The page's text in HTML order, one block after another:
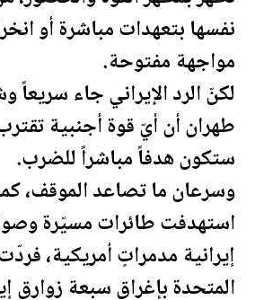
نفسها بتعهدات مباشرة أو
مواجهة مفتوحة.
لكنّ الرد الإيراني جاء سريعاً
طهران أن أيّ قوة أجنبية
ستكون هدفاً مباشراً للضرب.
وسرعان ما تصاعد الموقف،
استهدفت طائرات مسيّرة
إيرانية مدمراتٍ أمريكية،
المتحدةبإغراق سبعة زوارق